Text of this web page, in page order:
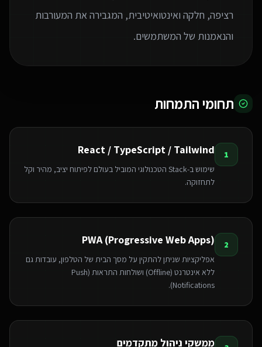
רציפה, חלקה ואינטואיטיבית, המגבירה את המעורבות
והנאמנות של המשתמשים.
תחומי התמחות
1
React / TypeScript / Tailwind
שימוש ב-Stack הטכנולוגי המוביל בעולם לפיתוח יציב, מהיר וקל
לתחזוקה.
2
PWA (Progressive Web Apps)
אפליקציות שניתן להתקין על מסך הבית של הטלפון, עובדות גם
ללא אינטרנט (Offline) ושולחות התראות (Push
Notifications).
ממשקי ניהול מתקדמים